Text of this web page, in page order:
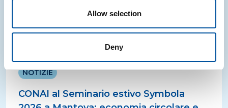
Allow selection
Deny
NOTIZIE
CONAI al Seminario estivo Symbola